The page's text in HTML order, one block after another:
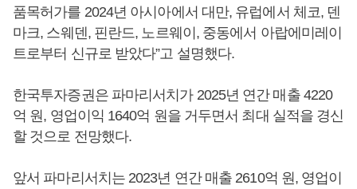
품목허가를 2024년 아시아에서 대만, 유럽에서 체코, 덴
마크, 스웨덴, 핀란드, 노르웨이, 중동에서 아랍에미레이
트로부터 신규로 받았다”고 설명했다.
한국투자증권은 파마리서치가 2025년 연간 매출 4220
억 원, 영업이익 1640억 원을 거두면서 최대 실적을 경신
할 것으로 전망했다.
앞서 파마리서치는 2023년 연간 매출 2610억 원, 영업이